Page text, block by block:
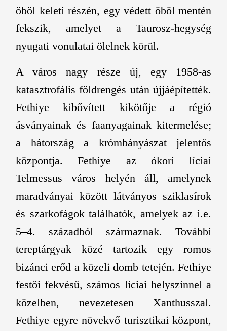
öböl keleti részén, egy védett öböl mentén
fekszik, amelyet a Taurosz-hegység
nyugati vonulatai ölelnek körül.
A város nagy része új, egy 1958-as
katasztrofális földrengés után újjáépítették.
Fethiye kibővített kikötője a régió
ásványainak és faanyagainak kitermelése;
a hátország a krómbányászat jelentős
központja. Fethiye az ókori líciai
Telmessus város helyén áll, amelynek
maradványai között látványos sziklasírok
és szarkofágok találhatók, amelyek az i.e.
5–4. századból származnak. További
tereptárgyak közé tartozik egy romos
bizánci erőd a közeli domb tetején. Fethiye
festői fekvésű, számos líciai helyszínnel a
közelben, nevezetesen Xanthusszal.
Fethiye egyre növekvő turisztikai központ,